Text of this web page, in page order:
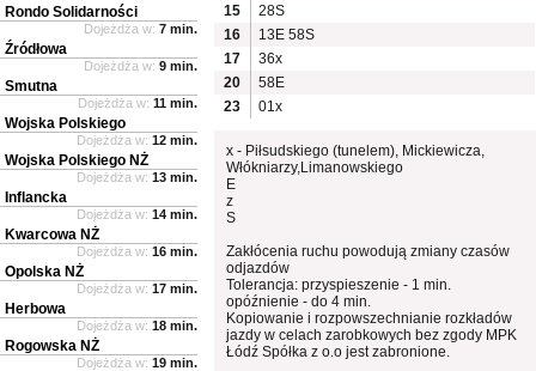
15
28S
16
13E 58S
17
36x
20
58E
23
01x
x - Piłsudskiego (tunelem), Mickiewicza,
Włókniarzy,Limanowskiego
E
z
S
Zakłócenia ruchu powodują zmiany czasów
odjazdów
Tolerancja: przyspieszenie - 1 min.
opóźnienie - do 4 min.
Kopiowanie i rozpowszechnianie rozkładów
jazdy w celach zarobkowych bez zgody MPK
Łódź Spółka z o.o jest zabronione.
Rondo Solidarności
Dojeżdża w: 7 min.
Źródłowa
Dojeżdża w: 9 min.
Smutna
Dojeżdża w: 11 min.
Wojska Polskiego
Dojeżdża w: 12 min.
Wojska Polskiego NŻ
Dojeżdża w: 13 min.
Inflancka
Dojeżdża w: 14 min.
Kwarcowa NŻ
Dojeżdża w: 16 min.
Opolska NŻ
Dojeżdża w: 17 min.
Herbowa
Dojeżdża w: 18 min.
Rogowska NŻ
Dojeżdża w: 19 min.